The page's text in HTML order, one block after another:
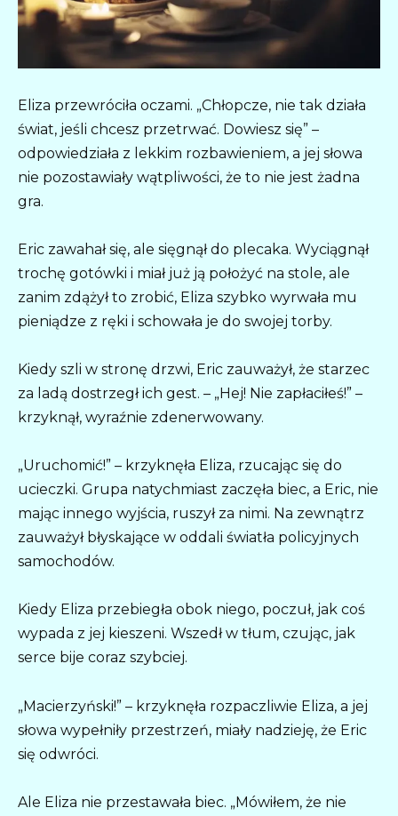
Eliza przewróciła oczami. „Chłopcze, nie tak działa
świat, jeśli chcesz przetrwać. Dowiesz się” –
odpowiedziała z lekkim rozbawieniem, a jej słowa
nie pozostawiały wątpliwości, że to nie jest żadna
gra.
Eric zawahał się, ale sięgnął do plecaka. Wyciągnął
trochę gotówki i miał już ją położyć na stole, ale
zanim zdążył to zrobić, Eliza szybko wyrwała mu
pieniądze z ręki i schowała je do swojej torby.
Kiedy szli w stronę drzwi, Eric zauważył, że starzec
za ladą dostrzegł ich gest. – „Hej! Nie zapłaciłeś!” –
krzyknął, wyraźnie zdenerwowany.
„Uruchomić!” – krzyknęła Eliza, rzucając się do
ucieczki. Grupa natychmiast zaczęła biec, a Eric, nie
mając innego wyjścia, ruszył za nimi. Na zewnątrz
zauważył błyskające w oddali światła policyjnych
samochodów.
Kiedy Eliza przebiegła obok niego, poczuł, jak coś
wypada z jej kieszeni. Wszedł w tłum, czując, jak
serce bije coraz szybciej.
„Macierzyński!” – krzyknęła rozpaczliwie Eliza, a jej
słowa wypełniły przestrzeń, miały nadzieję, że Eric
się odwróci.
Ale Eliza nie przestawała biec. „Mówiłem, że nie